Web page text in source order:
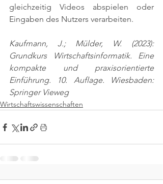
gleichzeitig Videos abspielen oder
Eingaben des Nutzers verarbeiten.
Kaufmann, J.; Mülder, W. (2023):
Grundkurs Wirtschaftsinformatik. Eine
kompakte und praxisorientierte
Einführung. 10. Auflage. Wiesbaden:
Springer Vieweg
Wirtschaftswissenschaften